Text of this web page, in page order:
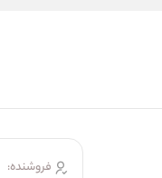
فروشنده: